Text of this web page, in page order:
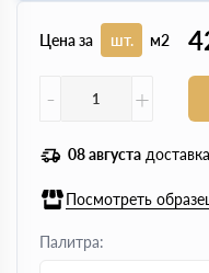
Цена за шт. м2
-
+
08 августа
Посмотреть
Палитра: